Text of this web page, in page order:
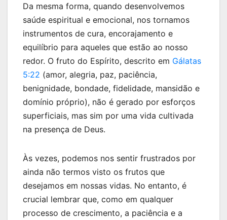
Da mesma forma, quando desenvolvemos
saúde espiritual e emocional, nos tornamos
instrumentos de cura, encorajamento e
equilíbrio para aqueles que estão ao nosso
redor. O fruto do Espírito, descrito em Gálatas
5:22 (amor, alegria, paz, paciência,
benignidade, bondade, fidelidade, mansidão e
domínio próprio), não é gerado por esforços
superficiais, mas sim por uma vida cultivada
na presença de Deus.
Às vezes, podemos nos sentir frustrados por
ainda não termos visto os frutos que
desejamos em nossas vidas. No entanto, é
crucial lembrar que, como em qualquer
processo de crescimento, a paciência e a